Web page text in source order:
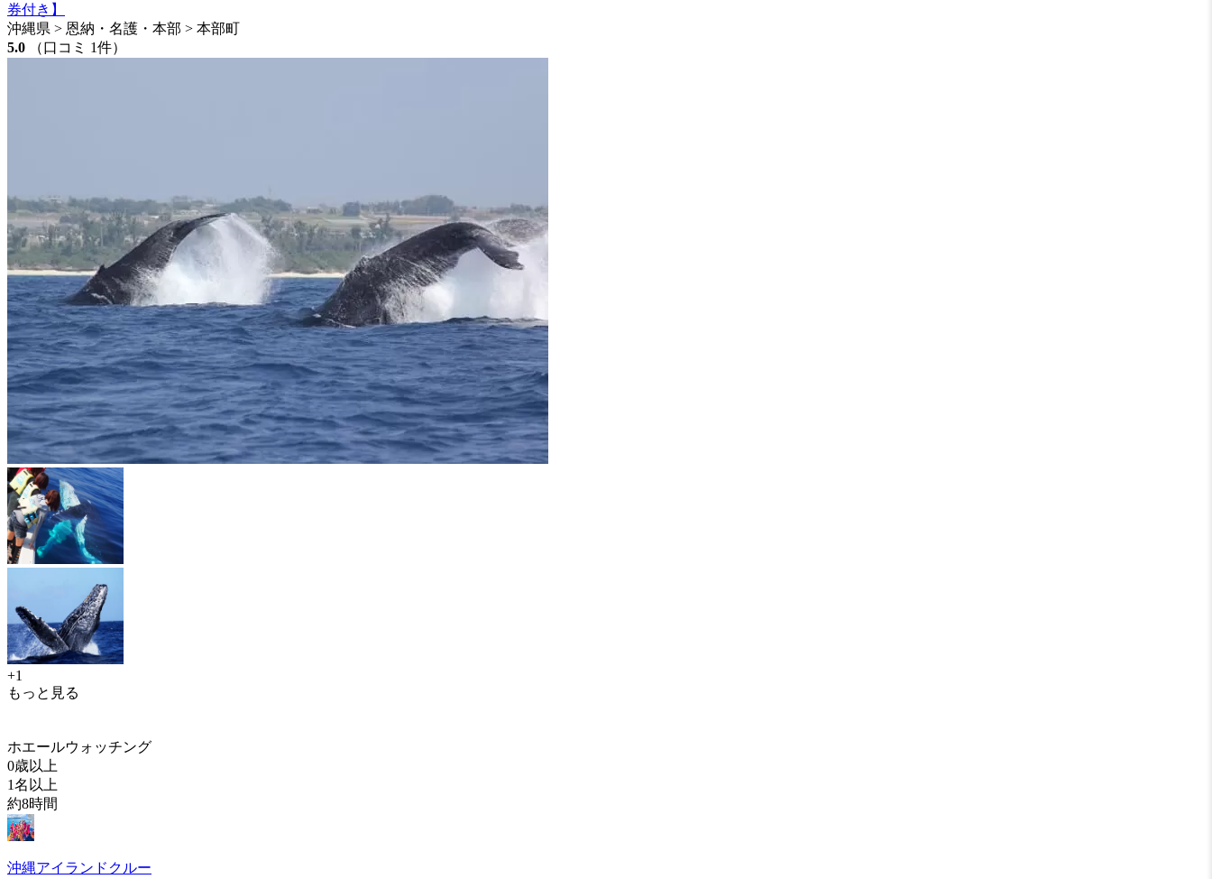
券付き】
沖縄県 > 恩納・名護・本部 > 本部町
5.0
（口コミ 1件）
+1
もっと見る
ホエールウォッチング
0歳以上
1名以上
約8時間
沖縄アイランドクルー